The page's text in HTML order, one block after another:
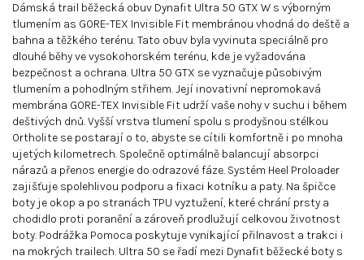
Dámská trail běžecká obuv Dynafit Ultra 50 GTX W s výborným
tlumením as GORE-TEX Invisible Fit membránou vhodná do deště a
bahna a těžkého terénu. Tato obuv byla vyvinuta speciálně pro
dlouhé běhy ve vysokohorském terénu, kde je vyžadována
bezpečnost a ochrana. Ultra 50 GTX se vyznačuje působivým
tlumením a pohodlným střihem. Její inovativní nepromokavá
membrána GORE-TEX Invisible Fit udrží vaše nohy v suchu i během
deštivých dnů. Vyšší vrstva tlumení spolu s prodyšnou stélkou
Ortholite se postarají o to, abyste se cítili komfortně i po mnoha
ujetých kilometrech. Společně optimálně balancují absorpci
nárazů a přenos energie do odrazové fáze. Systém Heel Proloader
zajišťuje spolehlivou podporu a fixaci kotníku a paty. Na špičce
boty je okop a po stranách TPU vyztužení, které chrání prsty a
chodidlo proti poranění a zároveň prodlužují celkovou životnost
boty. Podrážka Pomoca poskytuje vynikající přilnavost a trakci i
na mokrých trailech. Ultra 50 se řadí mezi Dynafit běžecké boty s